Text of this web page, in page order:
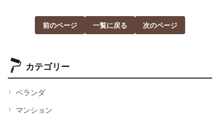
前のページ 一覧に戻る 次のページ
カテゴリー
ベランダ
マンション